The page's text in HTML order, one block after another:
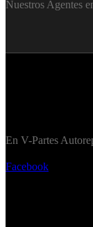
Nuestros Agentes
En V-Partes
Facebook